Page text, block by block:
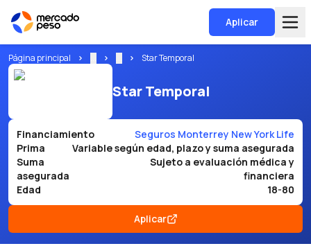
Aplicar
Página principal Star Temporal
Star Temporal
Financiamiento
Seguros Monterrey New York Life
Prima
Variable según edad, plazo y suma asegurada
Suma
asegurada
Sujeto a evaluación médica y
financiera
Edad
18-80
Aplicar